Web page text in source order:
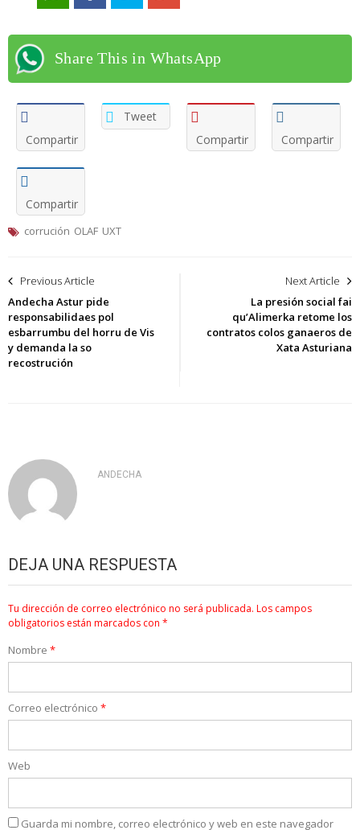
Share This in WhatsApp
Compartir
Tweet
Compartir
Compartir
Compartir
corrución OLAF UXT
Navegación
de
entradas
Previous Article
Andecha Astur pide
responsabilidaes pol
esbarrumbu del horru de Vis
y demanda la so
recostrución
Next Article
La presión social fai
qu’Alimerka retome los
contratos colos ganaeros de
Xata Asturiana
ANDECHA
DEJA UNA RESPUESTA
Tu dirección de correo electrónico no será publicada. Los campos
obligatorios están marcados con *
Nombre *
Correo electrónico *
Web
Guarda mi nombre, correo electrónico y web en este navegador